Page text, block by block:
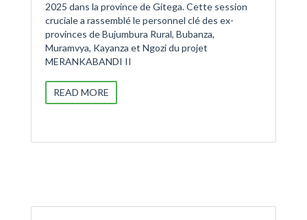
2025 dans la province de Gitega. Cette session
cruciale a rassemblé le personnel clé des ex-
provinces de Bujumbura Rural, Bubanza,
Muramvya, Kayanza et Ngozi du projet
MERANKABANDI II
READ MORE